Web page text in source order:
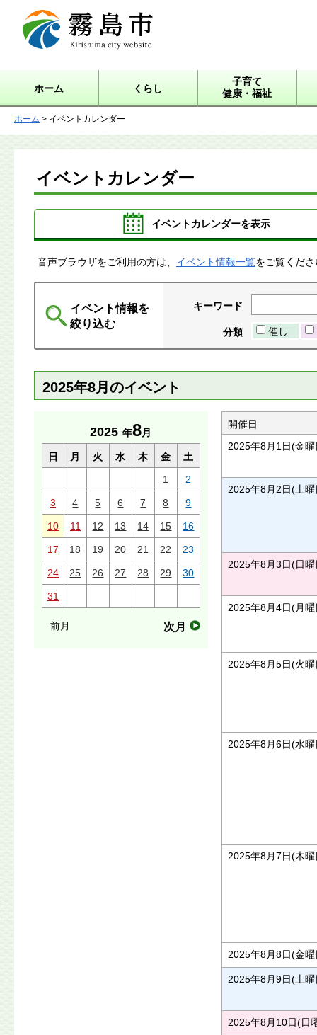
霧島市 Kirishima city
website
ホーム くらし
子育て
健康・福祉
ホーム > イベントカレンダー
イベントカレンダー
イベントカレンダーを表示
音声ブラウザをご利用の方は、 イベント情報一覧をご覧くだ
イベント情報を
絞り込む
キーワード
分類 催し
2025年8月のイベント
2025 年8月
日 月 火 水 木 金
土
1
2
3 4 5 6 7 8 9
10 11 12 13 14 15 16
17 18 19 20 21 22 23
24 25 26 27 28 29 30
31
前月 次月
開催日
2025年8月1日(金曜
2025年8月2日(土曜
2025年8月3日(日曜
2025年8月4日(月曜
2025年8月5日(火曜
2025年8月6日(水曜
2025年8月7日(木曜
2025年8月8日(金曜
2025年8月9日(土曜
2025年8月10日(日